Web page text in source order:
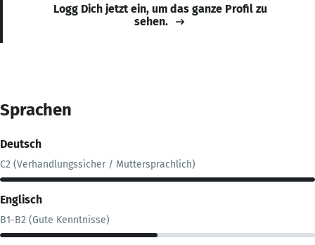
Logg Dich jetzt ein, um das ganze Profil zu
sehen.
Sprachen
Deutsch
C2 (Verhandlungssicher / Muttersprachlich)
Englisch
B1-B2 (Gute Kenntnisse)